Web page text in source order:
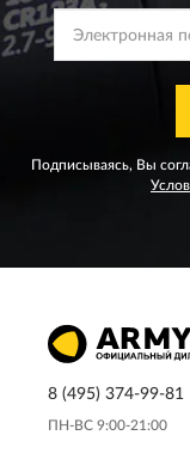
Подписываясь, Вы
8 (495) 374-99-81
ПН-ВС 9:00-21:00